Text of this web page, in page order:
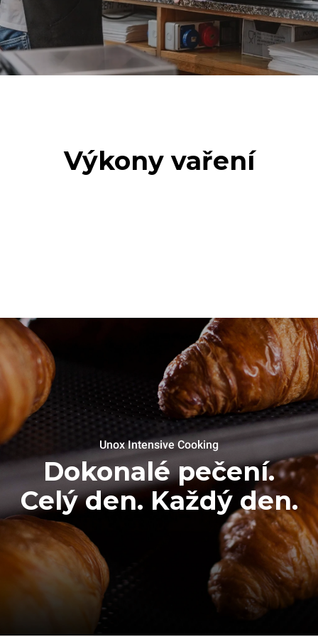
Výkony vaření
Unox Intensive Cooking
Dokonalé pečení.
Celý den. Každý den.